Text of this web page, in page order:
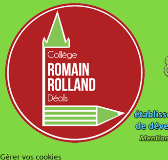
Gérer vos cookies